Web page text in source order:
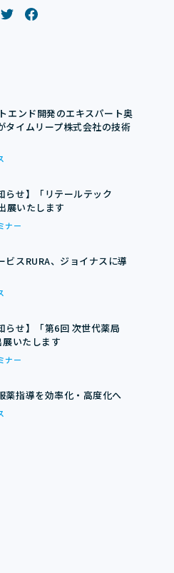
エンド開発のエキスパート奥
タイムリープ株式会社の技術
らせ】「リテールテック
展いたします
ナー
ビスRURA、ジョイナスに導
らせ】「第6回 次世代薬局
いたします
ナー
薬指導を効率化・高度化へ